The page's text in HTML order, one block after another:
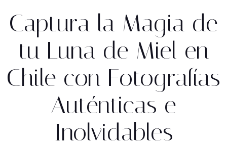
Captura la Magia de
tu Luna de Miel en
Chile con Fotografías
Auténticas e
Inolvidables